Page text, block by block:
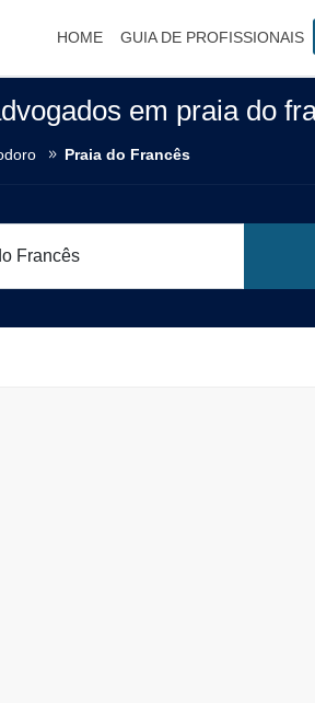
HOME GUIA DE PROFISSIONAIS
em praia do
Praia do Francês